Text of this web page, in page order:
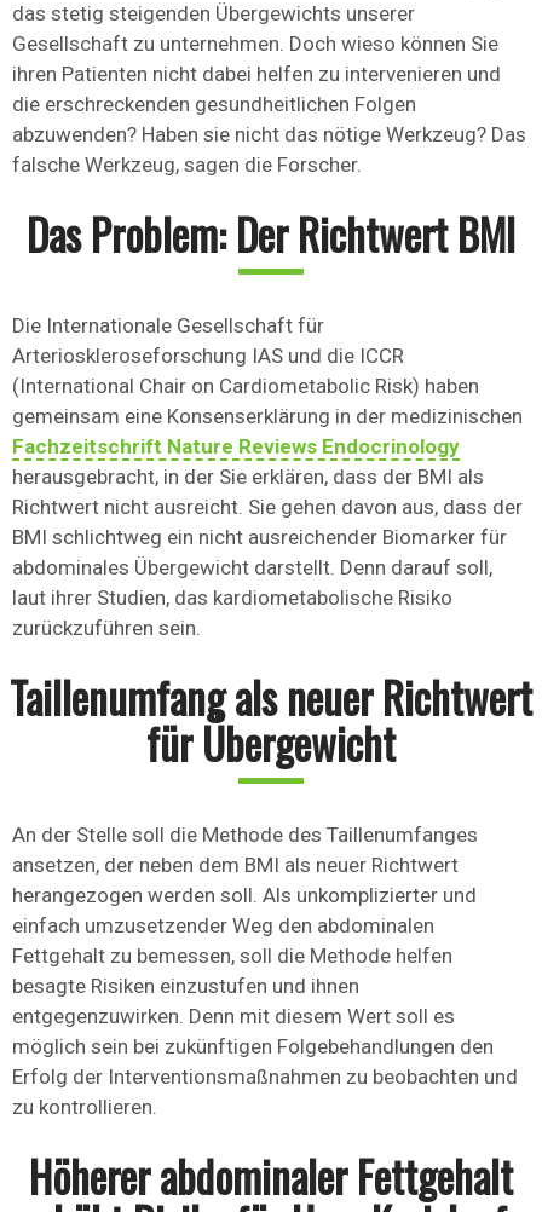
das stetig steigenden Übergewichts unserer
Gesellschaft zu unternehmen. Doch wieso können Sie
ihren Patienten nicht dabei helfen zu intervenieren und
die erschreckenden gesundheitlichen Folgen
abzuwenden? Haben sie nicht das nötige Werkzeug? Das
falsche Werkzeug, sagen die Forscher.
Das Problem: Der Richtwert BMI
Die Internationale Gesellschaft für
Arterioskleroseforschung IAS und die ICCR
(International Chair on Cardiometabolic Risk) haben
gemeinsam eine Konsenserklärung in der medizinischen
Fachzeitschrift Nature Reviews Endocrinology
herausgebracht, in der Sie erklären, dass der BMI als
Richtwert nicht ausreicht. Sie gehen davon aus, dass der
BMI schlichtweg ein nicht ausreichender Biomarker für
abdominales Übergewicht darstellt. Denn darauf soll,
laut ihrer Studien, das kardiometabolische Risiko
zurückzuführen sein.
Taillenumfang als neuer Richtwert
für Übergewicht
An der Stelle soll die Methode des Taillenumfanges
ansetzen, der neben dem BMI als neuer Richtwert
herangezogen werden soll. Als unkomplizierter und
einfach umzusetzender Weg den abdominalen
Fettgehalt zu bemessen, soll die Methode helfen
besagte Risiken einzustufen und ihnen
entgegenzuwirken. Denn mit diesem Wert soll es
möglich sein bei zukünftigen Folgebehandlungen den
Erfolg der Interventionsmaßnahmen zu beobachten und
zu kontrollieren.
Höherer abdominaler Fettgehalt